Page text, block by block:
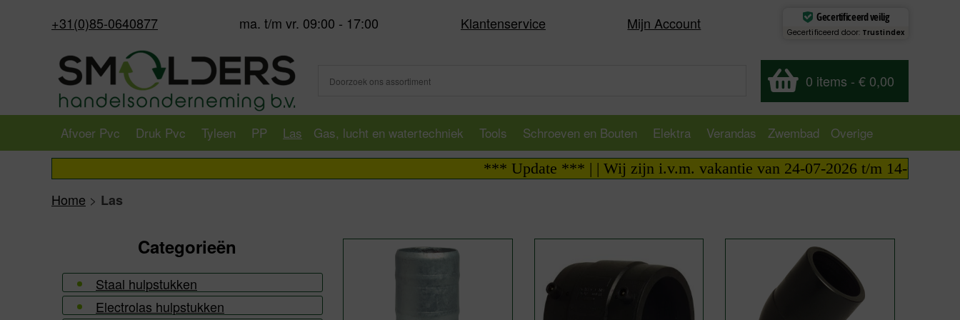
+31(0)85-0640877 ma. t/m vr. 09:00 - 17:00 Klantenservice Mijn Account Gecertificeerd veilig
Gecertificeerd door: Trustindex
0 items - € 0,00
Afvoer Pvc Druk Pvc Tyleen PP Las Gas, lucht en watertechniek Tools Schroeven en Bouten Elektra Verandas Zwembad
Overige
*** Update *** | | Wij zijn i.v.m. vakantie van 24-07-2026 t/m 14-08-2026
Home > Las
Categorieën
Staal hulpstukken
Electrolas hulpstukken